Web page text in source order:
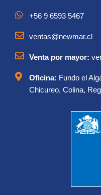
+56 9 6593 5467
ventas@newmar.cl
Venta por mayor:
Oficina: Fundo el
Chicureo, Colina,